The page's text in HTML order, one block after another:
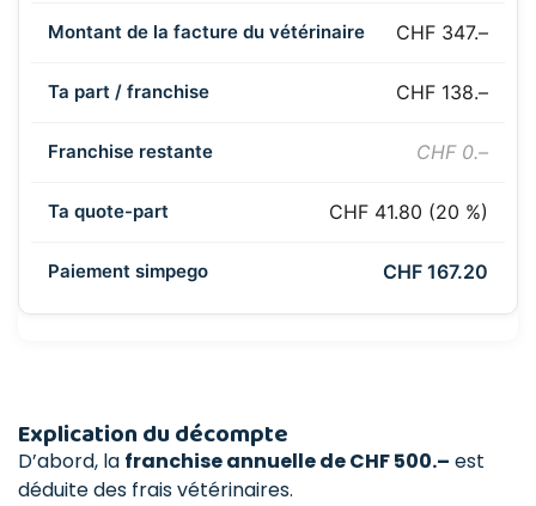
CHF 347.–
CHF 138.–
CHF 0.–
CHF 41.80 (20 %)
CHF 167.20
Explication du décompte
D’abord, la franchise annuelle de CHF 500.– est
déduite des frais vétérinaires.